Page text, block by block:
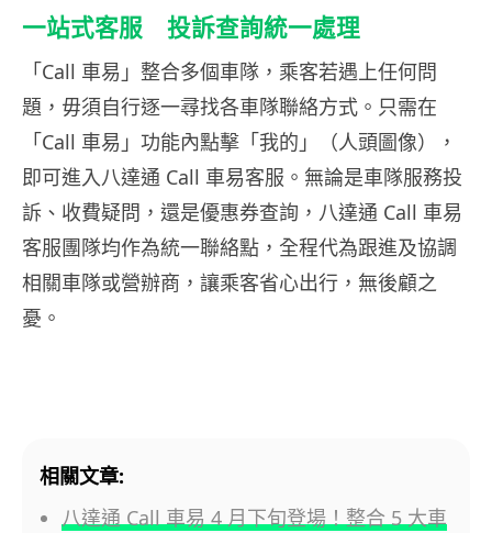
一站式客服 投訴查詢統一處理
「Call 車易」整合多個車隊，乘客若遇上任何問
題，毋須自行逐一尋找各車隊聯絡方式。只需在
「Call 車易」功能內點擊「我的」（人頭圖像），
即可進入八達通 Call 車易客服。無論是車隊服務投
訴、收費疑問，還是優惠券查詢，八達通 Call 車易
客服團隊均作為統一聯絡點，全程代為跟進及協調
相關車隊或營辦商，讓乘客省心出行，無後顧之
憂。
相關文章:
八達通 Call 車易 4 月下旬登場！整合 5 大車